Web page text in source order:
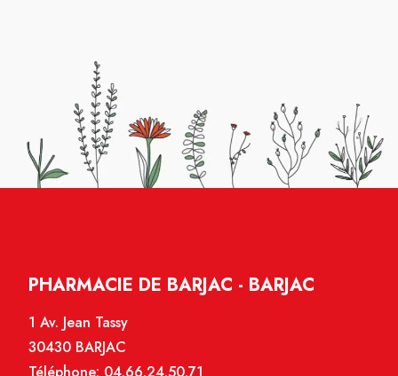
PHARMACIE DE BARJAC - BARJAC
1 Av. Jean Tassy
30430 BARJAC